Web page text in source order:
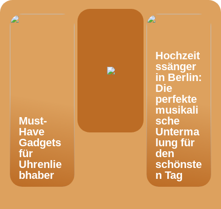
Must-
Have
Gadgets
für
Uhrenlie
bhaber
Hochzeit
ssänger
in Berlin:
Die
perfekte
musikali
sche
Unterma
lung für
den
schönste
n Tag